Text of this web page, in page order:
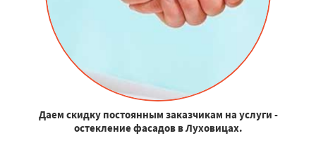
Даем скидку постоянным заказчикам на услуги -
остекление фасадов в Луховицах.